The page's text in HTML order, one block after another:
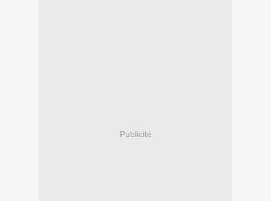
Publicité